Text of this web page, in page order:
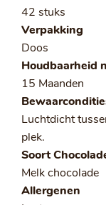
42 stuks
Verpakking
Doos
Houdbaarheid
15 Maanden
Luchtdicht
plek.
Soort
Melk chocolade
Allergenen